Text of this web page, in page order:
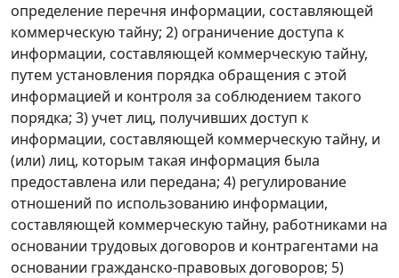
определение перечня информации, составляющей
коммерческую тайну; 2) ограничение доступа к
информации, составляющей коммерческую тайну,
путем установления порядка обращения с этой
информацией и контроля за соблюдением такого
порядка; 3) учет лиц, получивших доступ к
информации, составляющей коммерческую тайну, и
(или) лиц, которым такая информация была
предоставлена или передана; 4) регулирование
отношений по использованию информации,
составляющей коммерческую тайну, работниками на
основании трудовых договоров и контрагентами на
основании гражданско-правовых договоров; 5)